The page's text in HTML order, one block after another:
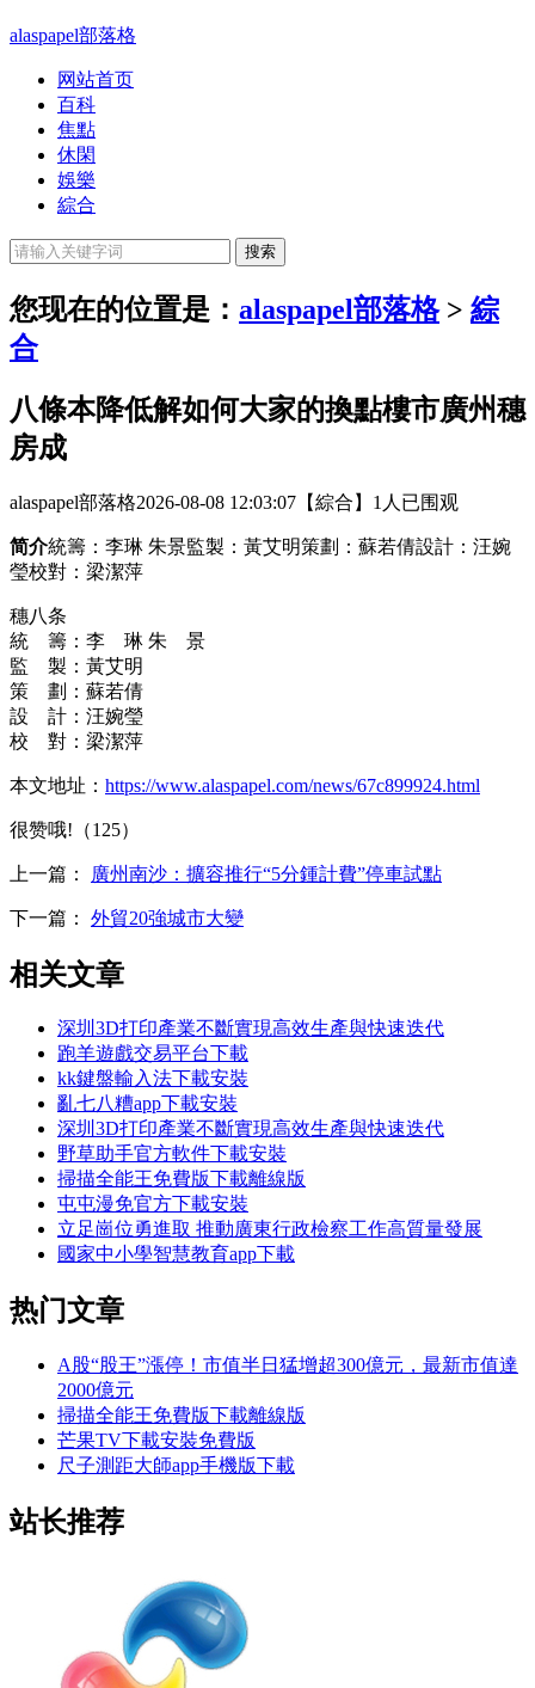
alaspapel部落格
网站首页
百科
焦點
休閑
娛樂
綜合
您现在的位置是： alaspapel部落格> 綜
合
八條本降低解如何大家的換點樓市廣州穗
房成
alaspapel部落格2026-08-08 12:03:07 【綜合】 1人已围观
简介統籌：李琳 朱景監製：黃艾明策劃：蘇若倩設計：汪婉
瑩校對：梁潔萍
穗八条
統 籌：李 琳 朱 景
監 製：黃艾明
策 劃：蘇若倩
設 計：汪婉瑩
校 對：梁潔萍
本文地址： https://www.alaspapel.com/news/67c899924.html
很赞哦!（125）
上一篇： 廣州南沙：擴容推行“5分鍾計費”停車試點
下一篇： 外貿20強城市大變
相关文章
深圳3D打印產業不斷實現高效生產與快速迭代
跑羊遊戲交易平台下載
kk鍵盤輸入法下載安裝
亂七八糟app下載安裝
深圳3D打印產業不斷實現高效生產與快速迭代
野草助手官方軟件下載安裝
掃描全能王免費版下載離線版
屯屯漫免官方下載安裝
立足崗位勇進取 推動廣東行政檢察工作高質量發展
國家中小學智慧教育app下載
热门文章
A股“股王”漲停！市值半日猛增超300億元，最新市值達
2000億元
掃描全能王免費版下載離線版
芒果TV下載安裝免費版
尺子測距大師app手機版下載
站长推荐